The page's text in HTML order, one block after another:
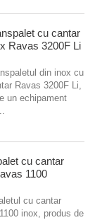
cu cantar
Ravas 3200F Li
din inox cu
Ravas 3200F Li,
un echipament
cu cantar
1100
cu cantar
inox, produs de